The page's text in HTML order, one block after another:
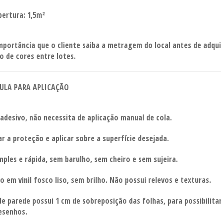
1,5m²
que o cliente saiba a metragem do local antes de
de cores entre lotes.
PARA APLICAÇÃO
não necessita de aplicação manual de cola.
a proteção e aplicar sobre a superfície desejada.
e rápida, sem barulho, sem cheiro e sem sujeira.
em vinil fosco liso, sem brilho. Não possui relevos e texturas.
parede possui 1 cm de sobreposição das folhas, para